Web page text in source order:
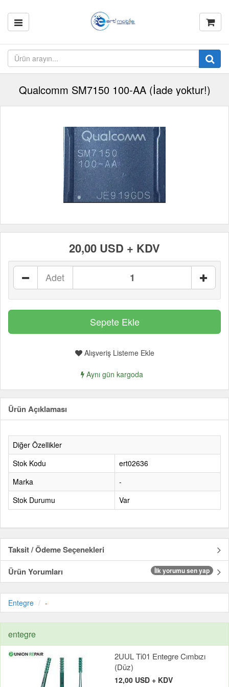
Qualcomm SM7150 100-AA (İade yoktur!)
20,00 USD + KDV
Adet
Alışveriş Listeme Ekle
Aynı gün kargoda
Ürün Açıklaması
Diğer Özellikler
Stok Kodu
ert02636
Marka
-
Stok Durumu
Var
Taksit / Ödeme Seçenekleri
Ürün Yorumları
İlk yorumu sen yap
Entegre -
entegre
2UUL Ti01 Entegre Cımbızı
(Düz)
12,00 USD + KDV